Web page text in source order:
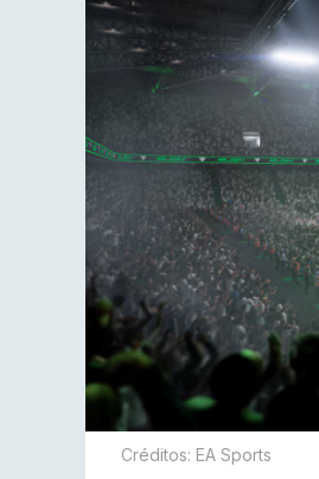
Créditos: EA Sports